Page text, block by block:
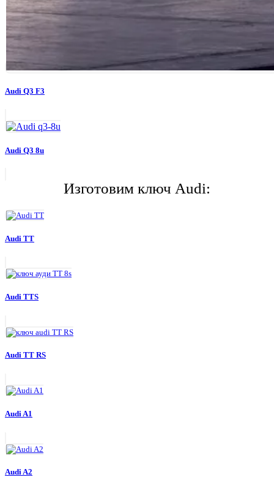
Audi Q3 F3
Audi Q3 8u
Изготовим ключ Audi:
Audi TT
Audi TTS
Audi TT RS
Audi A1
Audi A2